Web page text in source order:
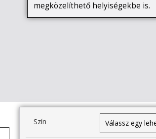
megközelíthető helyiségekbe is.
Szín